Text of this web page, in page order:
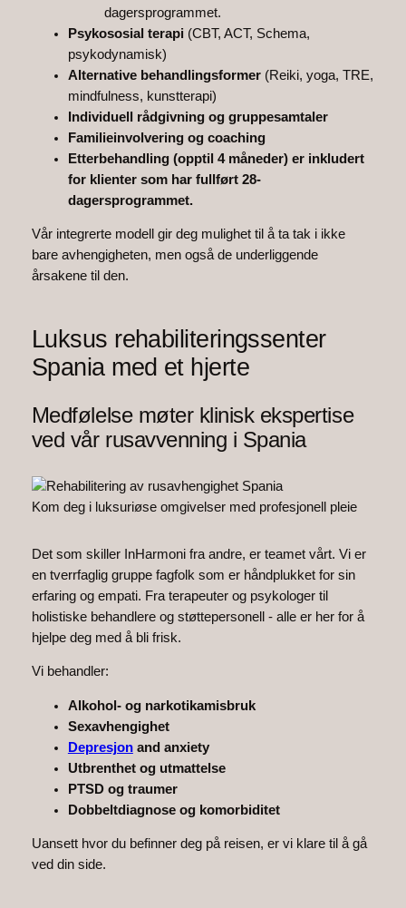
dagersprogrammet.
Psykososial terapi (CBT, ACT, Schema,
psykodynamisk)
Alternative behandlingsformer(Reiki, yoga, TRE,
mindfulness, kunstterapi)
Individuell rådgivning og gruppesamtaler
Familieinvolvering og coaching
Etterbehandling (opptil 4 måneder) er inkludert
for klienter som har fullført 28-
dagersprogrammet.
Vår integrerte modell gir deg mulighet til å ta tak i ikke
bare avhengigheten, men også de underliggende
årsakene til den.
Luksus rehabiliteringssenter
Spania med et hjerte
Medfølelse møter klinisk ekspertise
ved vår rusavvenning i Spania
Kom deg i luksuriøse omgivelser med profesjonell pleie
Det som skiller InHarmoni fra andre, er teamet vårt. Vi er
en tverrfaglig gruppe fagfolk som er håndplukket for sin
erfaring og empati. Fra terapeuter og psykologer til
holistiske behandlere og støttepersonell - alle er her for å
hjelpe deg med å bli frisk.
Vi behandler:
Alkohol- og narkotikamisbruk
Sexavhengighet
Depresjonand anxiety
Utbrenthet og utmattelse
PTSD og traumer
Dobbeltdiagnose og komorbiditet
Uansett hvor du befinner deg på reisen, er vi klare til å gå
ved din side.